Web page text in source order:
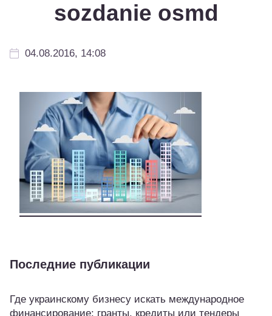
sozdanie osmd
04.08.2016, 14:08
Последние публикации
Где украинскому бизнесу искать международное
финансирование: гранты, кредиты или тендеры